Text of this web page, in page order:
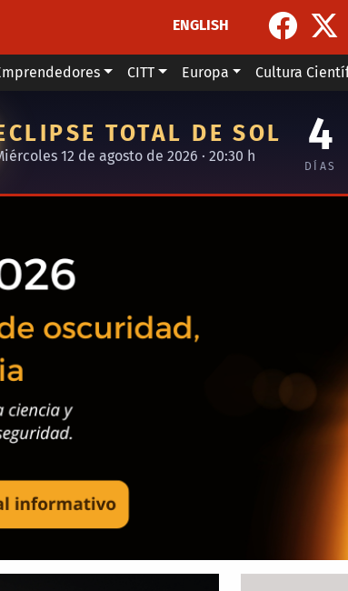
ENGLISH
CITT Europa Cultura
TOTAL DE SOL
12 de agosto de 2026 · 20:30 h 4
DÍAS